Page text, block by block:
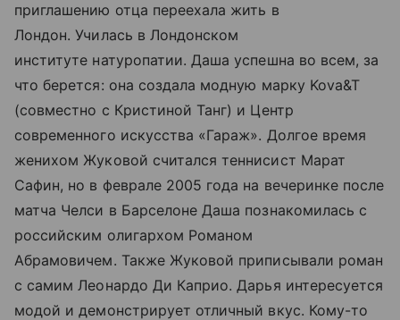
приглашению отца переехала жить в
Лондон. Училась в Лондонском
институте натуропатии. Даша успешна во всем, за
что берется: она создала модную марку Kova&T
(совместно с Кристиной Танг) и Центр
современного искусства «Гараж». Долгое время
женихом Жуковой считался теннисист Марат
Сафин, но в феврале 2005 года на вечеринке после
матча Челси в Барселоне Даша познакомилась с
российским олигархом Романом
Абрамовичем. Также Жуковой приписывали роман
с самим Леонардо Ди Каприо. Дарья интересуется
модой и демонстрирует отличный вкус. Кому-то